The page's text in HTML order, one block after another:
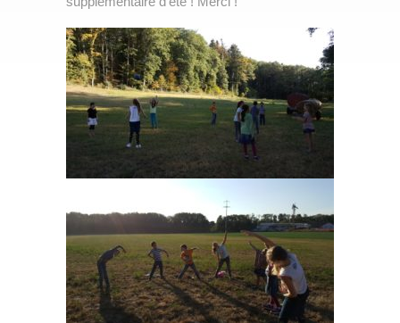
Nos classes»
Nos points forts
Spectacles et camps
Travaux de nos élèves
Stage»
Écolage
Inscription
Emploi
Contact